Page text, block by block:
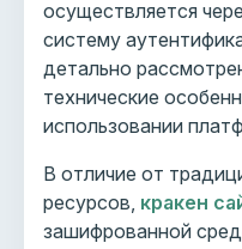
осуществляется
систему
детально
технические
использовании
В отличие от
ресурсов, кракен
зашифрованной